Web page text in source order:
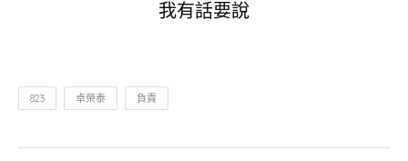
我有話要說
823 卓榮泰 負責